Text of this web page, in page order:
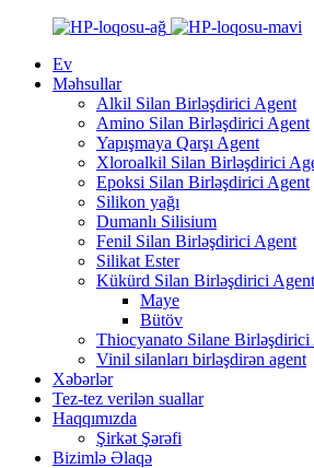
Ev
Məhsullar
Alkil Silan Birləşdirici Agent
Amino Silan Birləşdirici Agent
Yapışmaya Qarşı Agent
Xloroalkil Silan Birləşdirici
Epoksi Silan Birləşdirici Agent
Silikon yağı
Dumanlı Silisium
Fenil Silan Birləşdirici Agent
Silikat Ester
Kükürd Silan Birləşdirici Agent
Maye
Bütöv
Thiocyanato Silane Birləşdirici
Vinil silanları birləşdirən agent
Xəbərlər
Tez-tez verilən suallar
Haqqımızda
Şirkət Şərəfi
Bizimlə Əlaqə